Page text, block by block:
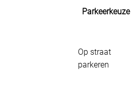
Parkeerkeuze
Op straat
parkeren